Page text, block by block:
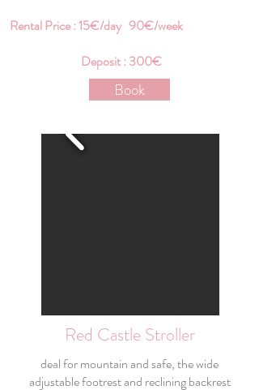
Rental Price : 15€/day 90€/week
Deposit : 300€
Book
Red Castle Stroller
deal for mountain and safe, the wide
adjustable footrest and reclining backrest